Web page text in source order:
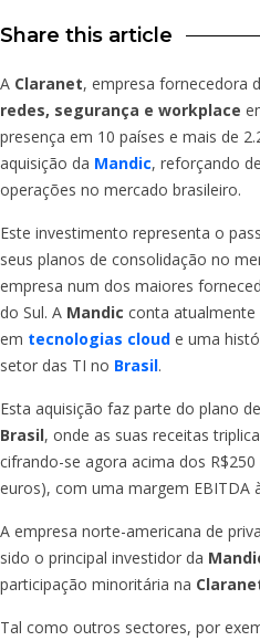
Share this article
A Claranet, empresa fornecedora
redes, segurança e workplace
presença em 10 países e mais de
aquisição da Mandic, reforçando
operações no mercado brasileiro.
Este investimento representa o
seus planos de consolidação no
empresa num dos maiores
do Sul. A Mandic conta atualmente
em tecnologias cloud e uma
setor das TI no Brasil.
Esta aquisição faz parte do plano
Brasil, onde as suas receitas
cifrando-se agora acima dos
euros), com uma margem EBITDA
A empresa norte-americana de
sido o principal investidor da
participação minoritária na
Tal como outros sectores, por